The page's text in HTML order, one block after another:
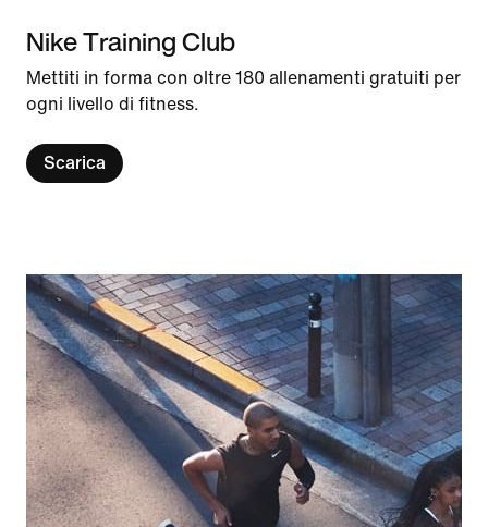
Nike Training Club
Mettiti in forma con oltre 180 allenamenti gratuiti per
ogni livello di fitness.
Scarica